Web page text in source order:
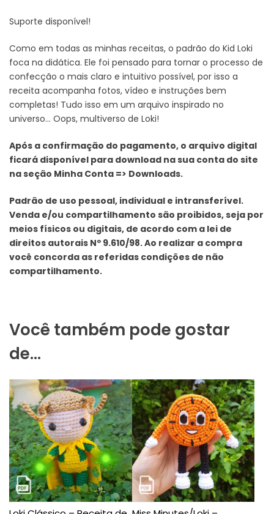
Suporte disponível!
Como em todas as minhas receitas, o padrão do Kid Loki
foca na didática. Ele foi pensado para tornar o processo de
confecção o mais claro e intuitivo possível, por isso a
receita acompanha fotos, vídeo e instruções bem
completas! Tudo isso em um arquivo inspirado no
universo… Oops, multiverso de Loki!
Após a confirmação do pagamento, o arquivo digital
ficará disponível para download na sua conta do site
na seção Minha Conta => Downloads.
Padrão de uso pessoal, individual e intransferível.
Venda e/ou compartilhamento são proibidos, seja por
meios físicos ou digitais, de acordo com a lei de
direitos autorais Nº 9.610/98. Ao realizar a compra
você concorda as referidas condições de não
compartilhamento.
Você também pode gostar
de…